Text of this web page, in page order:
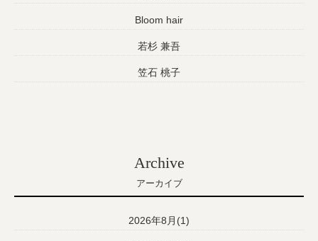
Bloom hair
若杉 兼吾
笠石 桃子
Archive
アーカイブ
2026年8月(1)